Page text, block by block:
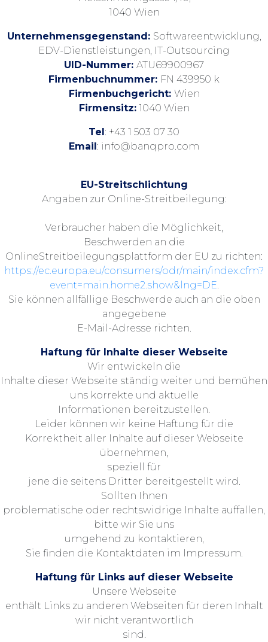
1040 Wien
Unternehmensgegenstand: Softwareentwicklung,
EDV-Dienstleistungen, IT-Outsourcing
UID-Nummer: ATU69900967
Firmenbuchnummer: FN 439950 k
Firmenbuchgericht: Wien
Firmensitz:1040 Wien
Tel: +43 1 503 07 30
Email: info@banqpro.com
EU-Streitschlichtung
Angaben zur Online-Streitbeilegung:
Verbraucher haben die Möglichkeit,
Beschwerden an die
OnlineStreitbeilegungsplattform der EU zu richten:
https://ec.europa.eu/consumers/odr/main/index.cfm?
event=main.home2.show&lng=DE
Sie können allfällige Beschwerde auch an die oben
angegebene
E-Mail-Adresse richten.
Haftung für Inhalte dieser Webseite
Wir entwickeln die
Inhalte dieser Webseite ständig weiter und bemühen
uns korrekte und aktuelle
Informationen bereitzustellen.
Leider können wir keine Haftung für die
Korrektheit aller Inhalte auf dieser Webseite
übernehmen,
speziell für
jene die seitens Dritter bereitgestellt wird.
Sollten Ihnen
problematische oder rechtswidrige Inhalte auffallen,
bitte wir Sie uns
umgehend zu kontaktieren,
Sie finden die Kontaktdaten im Impressum.
Haftung für Links auf dieser Webseite
Unsere Webseite
enthält Links zu anderen Webseiten für deren Inhalt
wir nicht verantwortlich
sind.